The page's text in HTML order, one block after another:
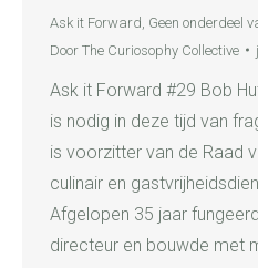
Ask it Forward Geen onderdeel
Door The Curiosophy Collective
Ask it Forward #29 Bob
is nodig in deze tijd van
is voorzitter van de Raad
culinair en
Afgelopen 35 jaar
directeur en bouwde met